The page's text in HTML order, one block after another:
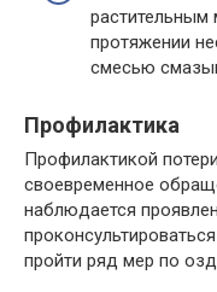
растительным
протяжении
смесью
Профилактика
Профилактикой
своевременное
наблюдается
пройти ряд мер по